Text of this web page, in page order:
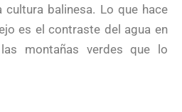
balinesa. Lo que hace
es el contraste del agua en
montañas verdes que lo